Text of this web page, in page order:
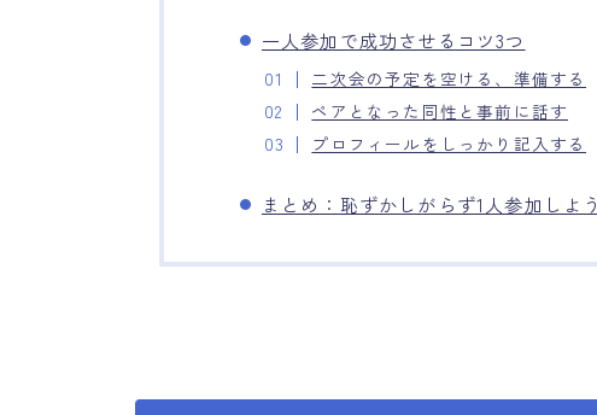
一人参加で成功させるコツ3つ
二次会の予定を空ける、準備する
ペアとなった同性と事前に話す
プロフィールをしっかり記入する
まとめ：恥ずかしがらず1人参加しよう